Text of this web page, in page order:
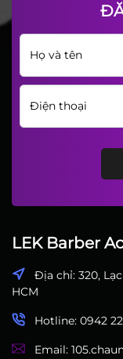
LEK Barber
Địa chỉ: 320,
HCM
Hotline: 0942
Email: